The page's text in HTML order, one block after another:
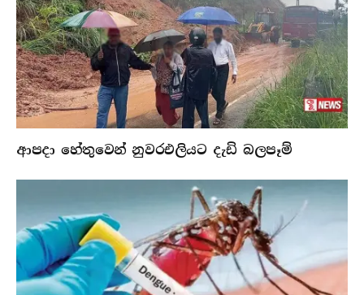
ආපදා හේතුවෙන් නුවරඑලියට දැඩි බලපෑම්